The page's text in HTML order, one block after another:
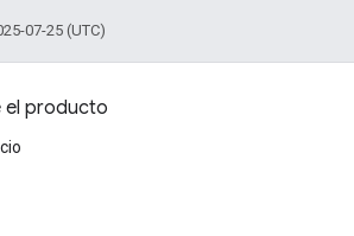
07-25 (UTC)
el producto